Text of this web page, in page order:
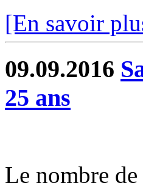
[En savoir
09.09.2016
25 ans
Le nombre